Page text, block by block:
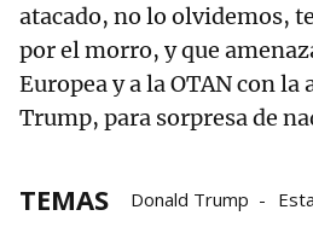
atacado, no lo olvidemos,
por el morro, y que
Europea y a la OTAN con la
Trump, para sorpresa de
TEMAS Donald Trump